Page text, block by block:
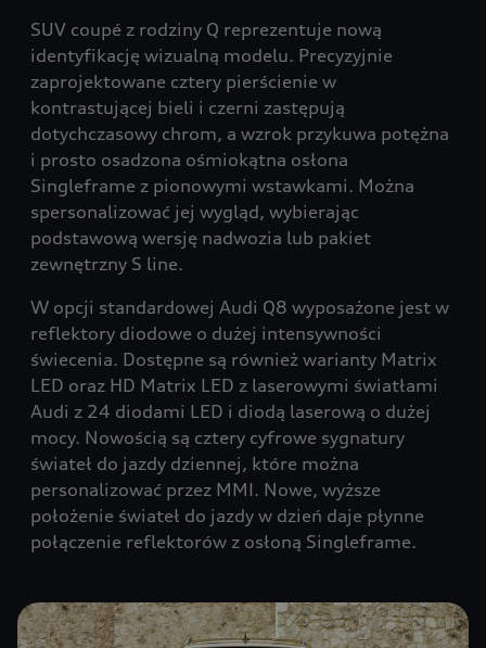
SUV coupé z rodziny Q reprezentuje nową
identyfikację wizualną modelu. Precyzyjnie
zaprojektowane cztery pierścienie w
kontrastującej bieli i czerni zastępują
dotychczasowy chrom, a wzrok przykuwa potężna
i prosto osadzona ośmiokątna osłona
Singleframe z pionowymi wstawkami. Można
spersonalizować jej wygląd, wybierając
podstawową wersję nadwozia lub pakiet
zewnętrzny S line.
W opcji standardowej Audi Q8 wyposażone jest w
reflektory diodowe o dużej intensywności
świecenia. Dostępne są również warianty Matrix
LED oraz HD Matrix LED z laserowymi światłami
Audi z 24 diodami LED i diodą laserową o dużej
mocy. Nowością są cztery cyfrowe sygnatury
świateł do jazdy dziennej, które można
personalizować przez MMI. Nowe, wyższe
położenie świateł do jazdy w dzień daje płynne
połączenie reflektorów z osłoną Singleframe.